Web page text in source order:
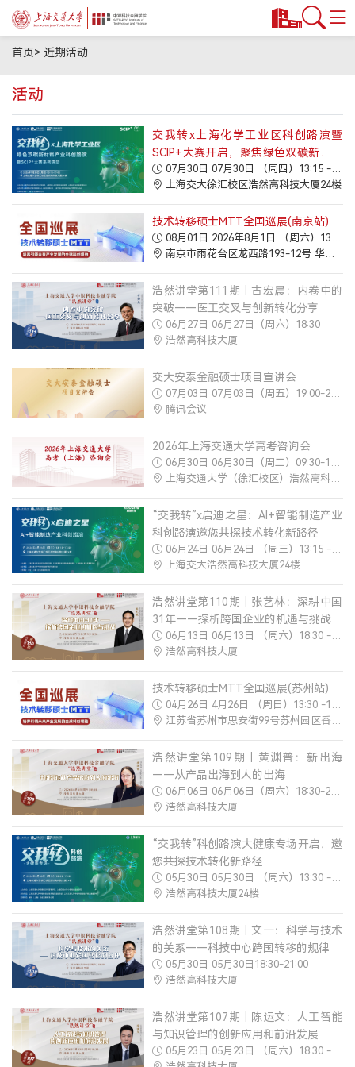
科技金融MBA
金融硕士MF
金融本科双学位
教授/研究
安泰师资
双聘师资
行业师资
学术洞见
产教融合
生态活动
联合研究
合作案例
教育捐赠
关于我们
学院介绍
领导寄语
组织架构
媒体聚焦
人才招聘
联系我们
登录
MTT考生登录
TFMBA考生登录
MF考生登录
在校生登录
首页> 近期活动
活动
交我转x上海化学工业区科创路演暨
SCIP+大赛开启，聚焦绿色双碳新材料
产业07月30日 07月30日 （周四）13:15 -17:00
上海交大徐汇校区浩然高科技大厦24楼
技术转移硕士MTT全国巡展(南京站)
08月01日 2026年8月1日 （周六）13:30 -16:30
南京市雨花台区龙西路193-12号 华润置地数字大厦21楼青年之家
浩然讲堂第111期｜古宏晨：内卷中的
突破——医工交叉与创新转化分享
06月27日 06月27日（周六）18:30
浩然高科技大厦
交大安泰金融硕士项目宣讲会
07月03日 07月03日（周五）19:00-21:00
腾讯会议
2026年上海交通大学高考咨询会
06月30日 06月30日（周二）09:30-17:30
上海交通大学（徐汇校区）浩然高科技大厦2楼
“交我转”x启迪之星：AI+智能制造产业
科创路演邀您共探技术转化新路径
06月24日 06月24日 （周三）13:15 -17:00
上海交大浩然高科技大厦24楼
浩然讲堂第110期｜张艺林：深耕中国
31年——探析跨国企业的机遇与挑战
06月13日 06月13日 （周六）18:30 -21:00
浩然高科技大厦
技术转移硕士MTT全国巡展(苏州站)
04月26日 4月26日 （周日）13:30 -16:30
江苏省苏州市思安街99号苏州园区香格里拉酒店三楼吴州厅
浩然讲堂第109期｜黄渊普：新出海
——从产品出海到人的出海
06月06日 06月06日（周六）18:30-21:00
浩然高科技大厦
“交我转”科创路演大健康专场开启，邀
您共探技术转化新路径
05月30日 05月30日 （周六）13:30 -17:00
浩然高科技大厦24楼
浩然讲堂第108期｜文一：科学与技术
的关系——科技中心跨国转移的规律
05月30日 05月30日18:30-21:00
浩然高科技大厦
浩然讲堂第107期｜陈运文：人工智能
与知识管理的创新应用和前沿发展
05月23日 05月23日 （周六）18:30 -21:00